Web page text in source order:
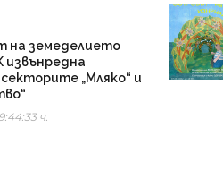
на земеделието
извънредна
„Мляко“ и
ч.